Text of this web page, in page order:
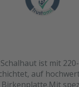
ist mit
auf